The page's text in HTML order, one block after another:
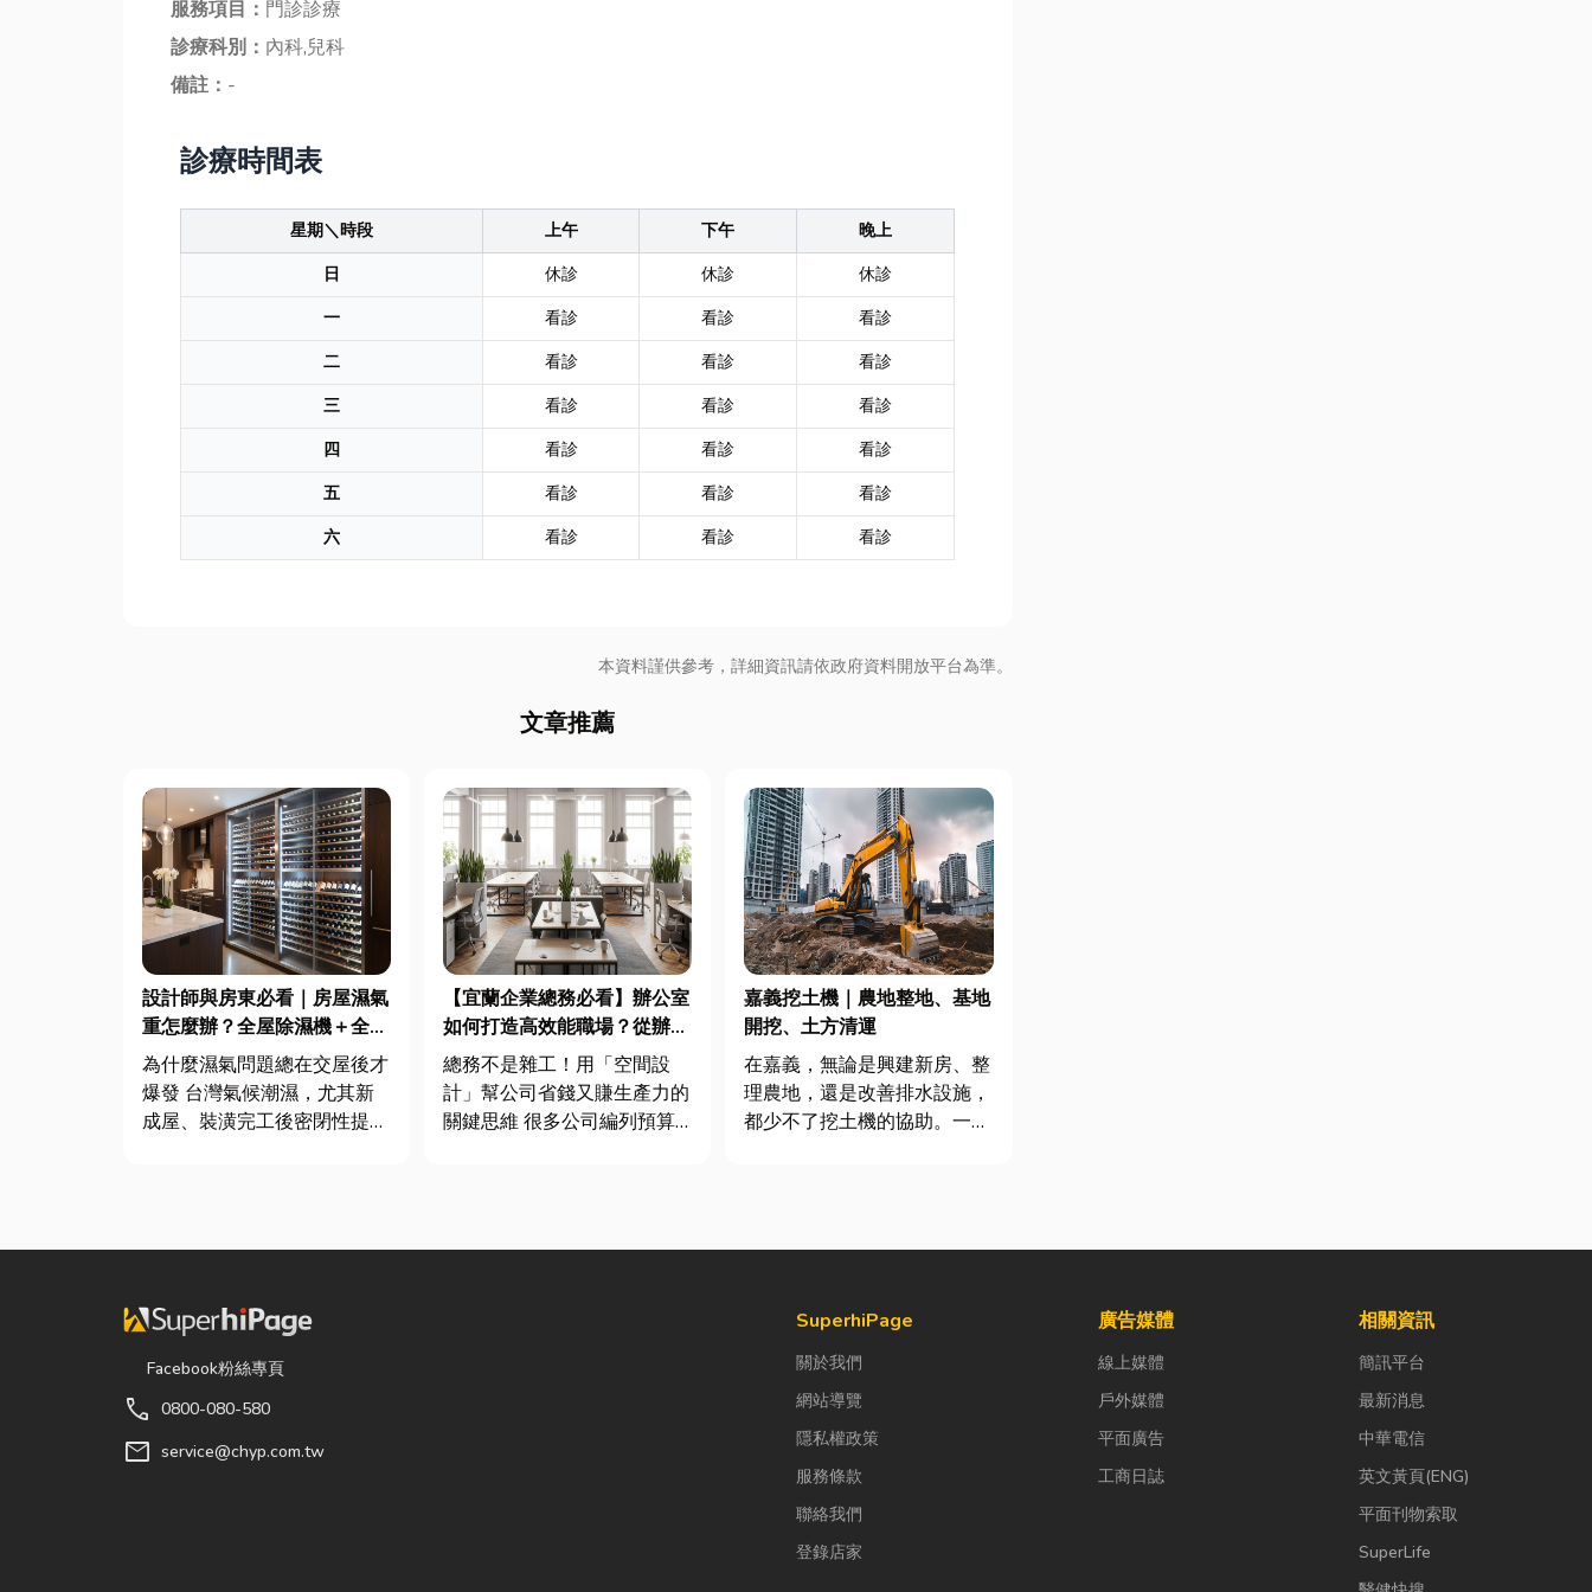
服務項目： 門診診療
診療科別： 內科,兒科
備註： -
診療時間表
星期＼時段 上午 下午
晚上
日
休診 休診
休診
一
看診 看診
看診
二
看診 看診
看診
三
看診 看診
看診
四
看診 看診
看診
五
看診 看診
看診
六
看診 看診 看診
本資料謹供參考，詳細資訊請依政府資料開放平台為準。
文章推薦
設計師與房東必看｜房屋濕氣
重怎麼辦？全屋除濕機＋全熱
交換器整合安裝|提升居住品
質與續租率
為什麼濕氣問題總在交屋後才
爆發 台灣氣候潮濕，尤其新
成屋、裝潢完工後密閉性提
變...
【宜蘭企業總務必看】辦公室
如何打造高效能職場？從辦公
桌椅、系統屏風到空間設計關
鍵！
總務不是雜工！用「空間設
計」幫公司省錢又賺生產力的
關鍵思維 很多公司編列預算
嘉義挖土機｜農地整地、基地
開挖、土方清運
在嘉義，無論是興建新房、整
理農地，還是改善排水設施，
都少不了挖土機的協助。一台
早已成為...
Facebook粉絲專頁
call 0800-080-580
mail service@chyp.com.tw
SuperhiPage
關於我們
網站導覽
隱私權政策
服務條款
聯絡我們
登錄店家
廣告媒體
線上媒體
戶外媒體
平面廣告
工商日誌
相關資訊
簡訊平台
最新消息
中華電信
英文黃頁(ENG)
平面刊物索取
SuperLife